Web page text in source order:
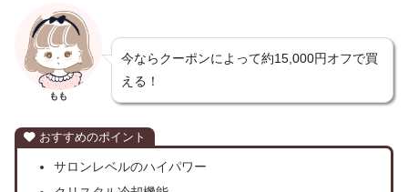
もも
今ならクーポンによって約15,000円オフで買
える！
おすすめのポイント
サロンレベルのハイパワー